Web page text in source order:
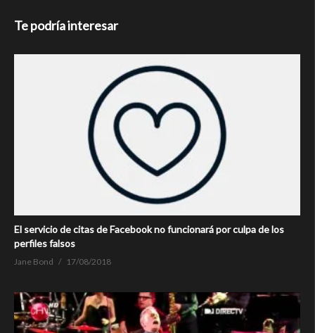
Te podría interesar
El servicio de citas de Facebook no funcionará por culpa de los
perfiles falsos
Jane Bond 17/08/2018